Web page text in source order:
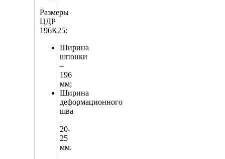
Размеры
ЦДР
196К25:
Ширина
шпонки
–
196
мм;
Ширина
деформационного
шва
–
20-
25
мм.